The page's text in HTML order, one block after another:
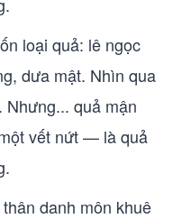
loại quả: lê ngọc
dưa mật. Nhìn qua
quả mận
vết nứt — là quả
danh môn khuê